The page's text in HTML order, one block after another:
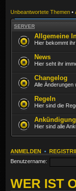
Unbeantwortete Themen •
SERVER
Allgemeine
Hier bekommt
News
Hier seht ihr
Changelog
Alle Änderungen
Regeln
Hier sind die
Hier sind alle
ANMELDEN •
Benutzername:
WER IST